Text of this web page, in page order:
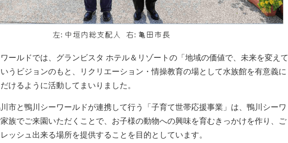
ールドでは、グランビスタ ホテル＆リゾートの「地域の価値で、未来を変えて
うビジョンのもと、リクリエーション・情操教育の場として水族館を有意義に
けるように活動してまいりました。
市と鴨川シーワールドが連携して行う「子育て世帯応援事業」は、鴨川シーワ
族でご来園いただくことで、お子様の動物への興味を育むきっかけを作り、ご
ッシュ出来る場所を提供することを目的としています。